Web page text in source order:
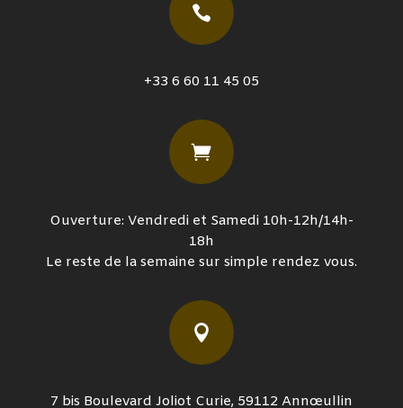

+33 6 60 11 45 05

Ouverture: Vendredi et Samedi 10h-12h/14h-
18h
Le reste de la semaine sur simple rendez vous.

7 bis Boulevard Joliot Curie, 59112 Annœullin